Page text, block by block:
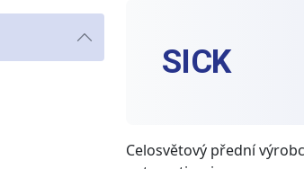
SICK
Celosvětový přední